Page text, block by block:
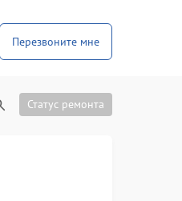
Перезвоните мне
Статус ремонта